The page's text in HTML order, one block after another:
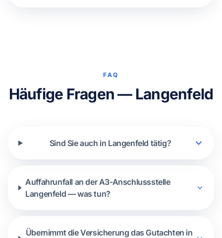
FAQ
Häufige Fragen — Langenfeld
Sind Sie auch in Langenfeld tätig?
Auffahrunfall an der A3-Anschlussstelle
Langenfeld — was tun?
Übernimmt die Versicherung das Gutachten in